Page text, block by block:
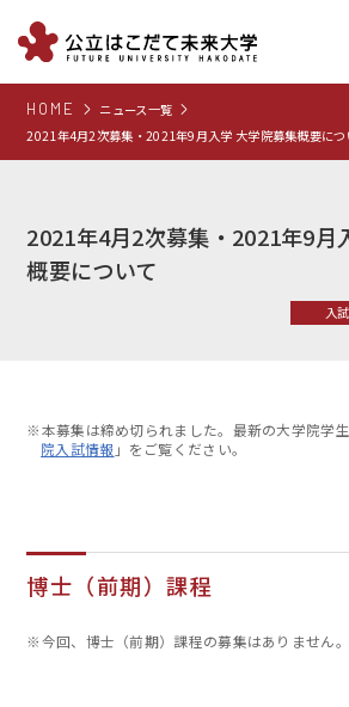
大学について
就職支援
図書館
HOME
ニュース一覧
2021年4月2次募集・2021年9月入学 大学院募集概要につ
2021年4月2次募集・2021年9月
概要について
入
※本募集は締め切られました。最新の大学院学
院入試情報 」をご覧ください。
博士（前期）課程
※今回、博士（前期）課程の募集はありません。